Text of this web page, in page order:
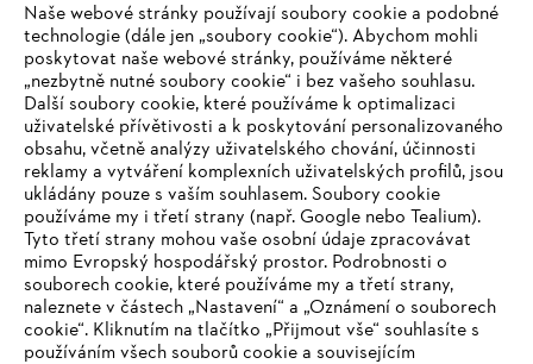
#STIHL
Společnost
STIHL FAQ
Naše webové stránky používají soubory cookie a podobné
technologie (dále jen „soubory cookie“). Abychom mohli
poskytovat naše webové stránky, používáme některé
„nezbytně nutné soubory cookie“ i bez vašeho souhlasu.
Další soubory cookie, které používáme k optimalizaci
uživatelské přívětivosti a k poskytování personalizovaného
obsahu, včetně analýzy uživatelského chování, účinnosti
reklamy a vytváření komplexních uživatelských profilů, jsou
ukládány pouze s vaším souhlasem. Soubory cookie
používáme my i třetí strany (např. Google nebo Tealium).
Tyto třetí strany mohou vaše osobní údaje zpracovávat
mimo Evropský hospodářský prostor. Podrobnosti o
souborech cookie, které používáme my a třetí strany,
naleznete v částech „Nastavení“ a „Oznámení o souborech
cookie“. Kliknutím na tlačítko „Přijmout vše“ souhlasíte s
používáním všech souborů cookie a souvisejícím